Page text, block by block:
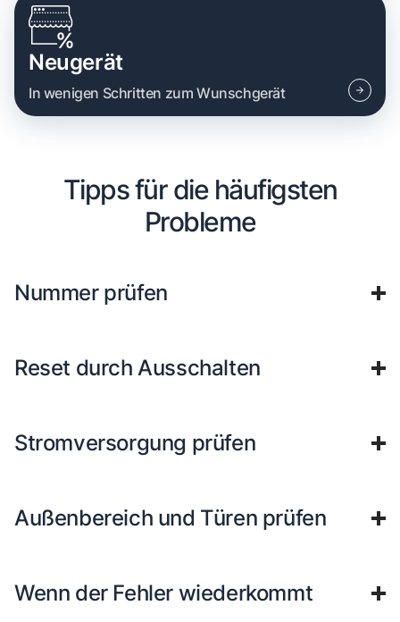
Neugerät
In wenigen Schritten zum Wunschgerät
Tipps für die häufigsten
Probleme
Nummer prüfen
Reset durch Ausschalten
Stromversorgung prüfen
Außenbereich und Türen prüfen
Wenn der Fehler wiederkommt